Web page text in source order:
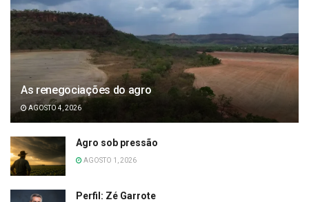
As renegociações do agro
AGOSTO 4, 2026
Agro sob pressão
AGOSTO 1, 2026
Perfil: Zé Garrote